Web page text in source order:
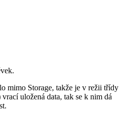
mimo Storage, takže je v režii třídy
uložená data, tak se k nim dá